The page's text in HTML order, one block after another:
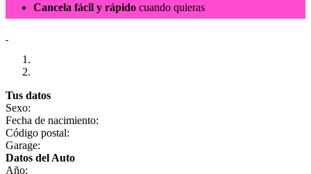
Cancela fácil y rápido cuando quieras
Tus datos
Sexo:
Fecha de nacimiento:
Código postal:
Garage:
Datos del Auto
Año: